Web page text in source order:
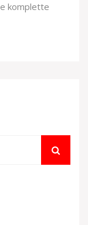
komplette